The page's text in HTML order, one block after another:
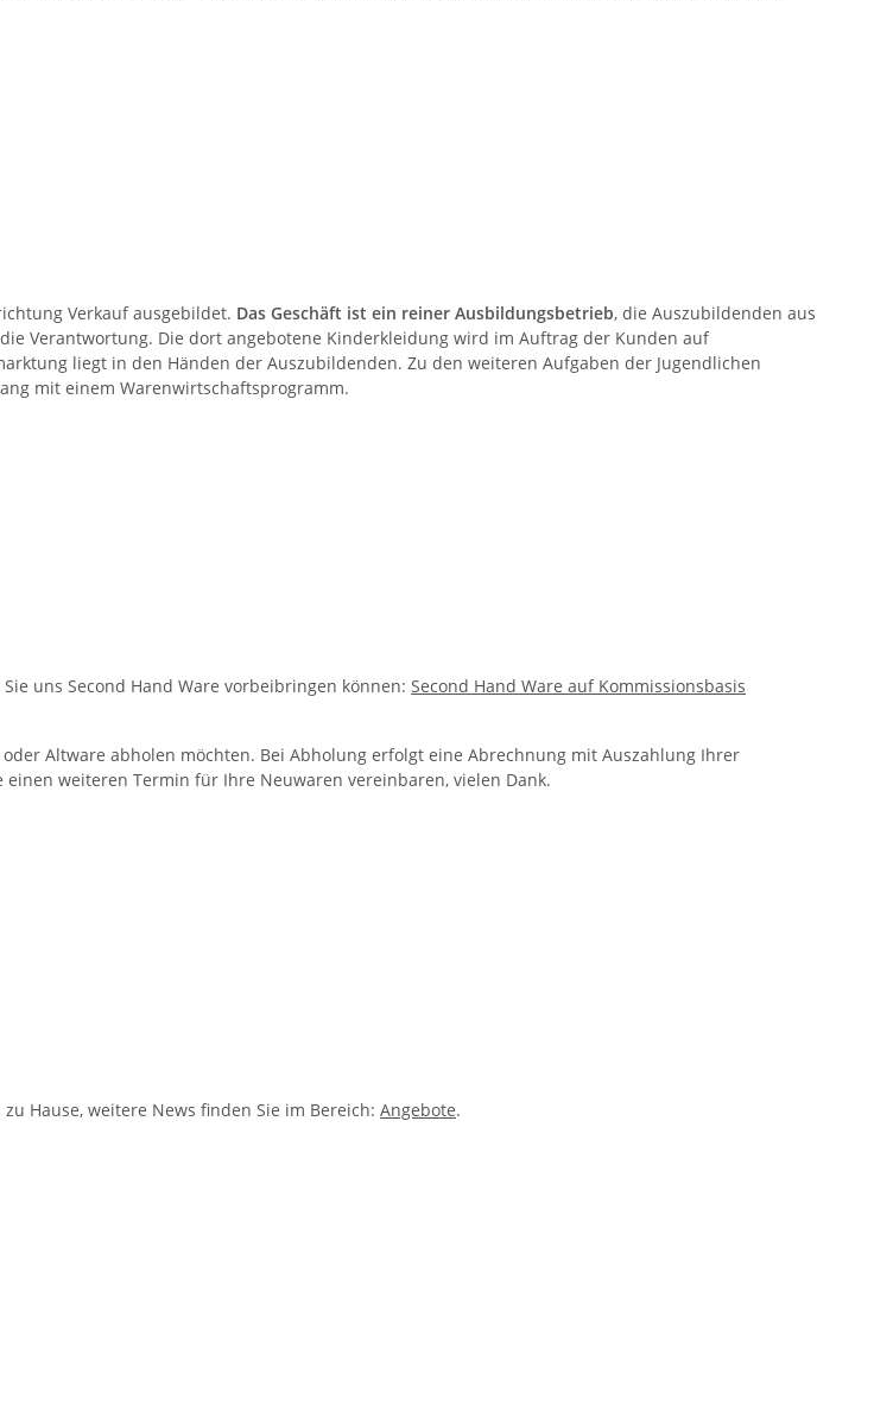
Verkauf ausgebildet. Das Geschäft ist ein reiner Ausbildungsbetrieb, die Auszubildenden aus
Verantwortung. Die dort angebotene Kinderkleidung wird im Auftrag der Kunden auf
liegt in den Händen der Auszubildenden. Zu den weiteren Aufgaben der Jugendlichen
mit einem Warenwirtschaftsprogramm.
uns Second Hand Ware vorbeibringen können: Second Hand Ware auf Kommissionsbasis
Altware abholen möchten. Bei Abholung erfolgt eine Abrechnung mit Auszahlung Ihrer
weiteren Termin für Ihre Neuwaren vereinbaren, vielen Dank.
Hause, weitere News finden Sie im Bereich: Angebote.